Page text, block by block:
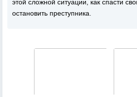
этой сложной ситуации, как спасти
остановить преступника.